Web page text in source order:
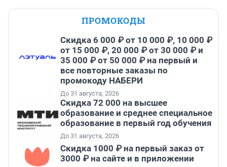
ПРОМОКОДЫ
Скидка 6 000 ₽ от 10 000 ₽, 10 000 ₽
от 15 000 ₽, 20 000 ₽ от 30 000 ₽ и
35 000 ₽ от 50 000 ₽ на первый и
все повторные заказы по
промокоду НАБЕРИ
До 31 августа, 2026
Скидка 72 000 на высшее
образование и среднее специальное
образование в первый год обучения
До 31 августа, 2026
Скидка 1000 ₽ на первый заказ от
3000 ₽ на сайте и в приложении